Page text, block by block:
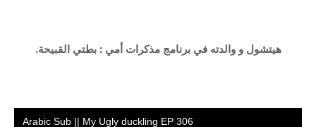
هيتشول و والدته في برنامج مذكرات أمي : بطتي القبيحة.